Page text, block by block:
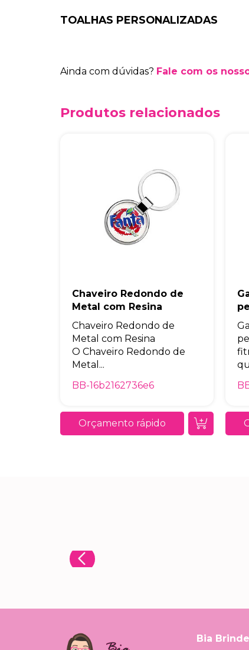
TOALHAS PERSONALIZADAS
Ainda com dúvidas? Fale com os
Produtos relacionados
Chaveiro Redondo de
Metal com Resina
Chaveiro Redondo de
Metal com Resina
O Chaveiro Redondo de
Metal...
BB-16b2162736e6
Orçamento rápido
Bia